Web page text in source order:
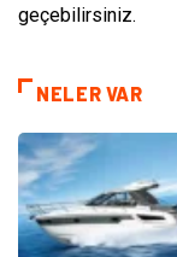
geçebilirsiniz.
NELER VAR